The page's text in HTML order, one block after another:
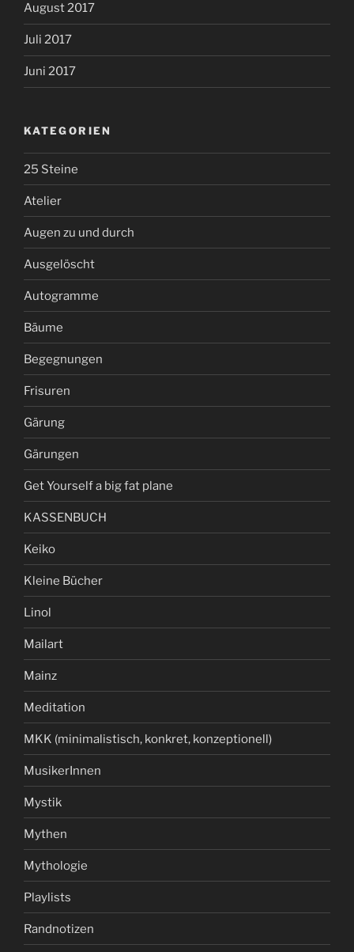
August 2017
Juli 2017
Juni 2017
KATEGORIEN
25 Steine
Atelier
Augen zu und durch
Ausgelöscht
Autogramme
Bäume
Begegnungen
Frisuren
Gärung
Gärungen
Get Yourself a big fat plane
KASSENBUCH
Keiko
Kleine Bücher
Linol
Mailart
Mainz
Meditation
MKK (minimalistisch, konkret, konzeptionell)
MusikerInnen
Mystik
Mythen
Mythologie
Playlists
Randnotizen